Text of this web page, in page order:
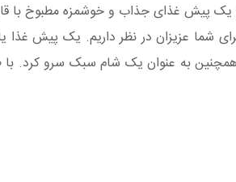
پیش غذای جذاب و خوشمزه مطبوخ با
شما عزیزان در نظر داریم. یک پیش غذا
به عنوان یک شام سبک سرو کرد.